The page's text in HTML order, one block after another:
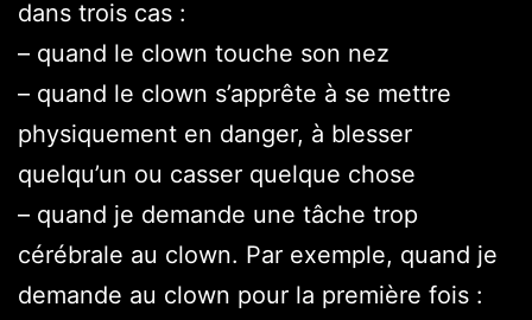
dans trois cas :
– quand le clown touche son nez
– quand le clown s’apprête à se mettre
physiquement en danger, à blesser
quelqu’un ou casser quelque chose
– quand je demande une tâche trop
cérébrale au clown. Par exemple, quand je
demande au clown pour la première fois :